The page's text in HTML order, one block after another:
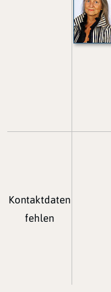
Kontaktdaten
fehlen